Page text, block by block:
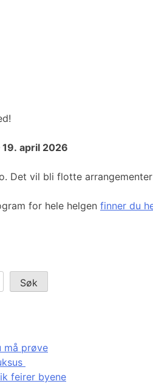
19. april 2026
Det vil bli flotte
for hele helgen finner du
Søk
må prøve
feirer byene